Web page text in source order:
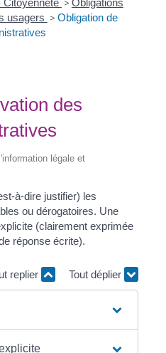
Citoyenneté > Obligations
usagers > Obligation de
des
légale et
à-dire justifier) les
ou dérogatoires. Une
(clairement exprimée
réponse écrite).
replier Tout déplier